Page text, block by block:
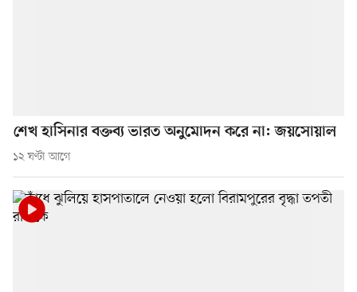
শেখ হাসিনার বক্তব্য ভারত অনুমোদন করে না: জয়সোয়াল
১২ ঘণ্টা আগে